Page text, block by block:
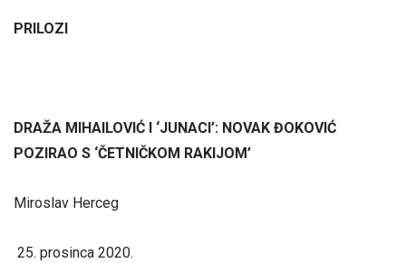
PRILOZI
DRAŽA MIHAILOVIĆ I ‘JUNACI’: NOVAK ĐOKOVIĆ
POZIRAO S ‘ČETNIČKOM RAKIJOM’
Miroslav Herceg
prosinca 2020.